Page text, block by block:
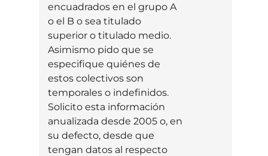
encuadrados en el grupo A
o el B o sea titulado
superior o titulado medio.
Asimismo pido que se
especifique quiénes de
estos colectivos son
temporales o indefinidos.
Solicito esta información
anualizada desde 2005 o, en
su defecto, desde que
tengan datos al respecto